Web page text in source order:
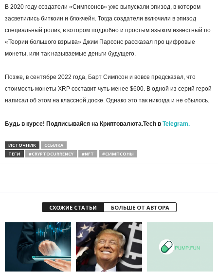
В 2020 году создатели «Симпсонов» уже выпускали эпизод, в котором
засветились биткоин и блокчейн. Тогда создатели включили в эпизод
специальный ролик, в котором подробно и простым языком известный по
«Теории большого взрыва» Джим Парсонс рассказал про цифровые
монеты, или так называемые деньги будущего.
Позже, в сентябре 2022 года, Барт Симпсон и вовсе предсказал, что
стоимость монеты XRP составит чуть менее $600. В одной из серий герой
написал об этом на классной доске. Однако это так никогда и не сбылось.
Будь в курсе! Подписывайся на Криптовалюта.Tech в Telegram.
ИСТОЧНИК
ССЫЛКА
ТЕГИ
#CRYPTOCURRENCY #NFT #СИМПСОНЫ
СХОЖИЕ СТАТЬИ БОЛЬШЕ ОТ АВТОРА